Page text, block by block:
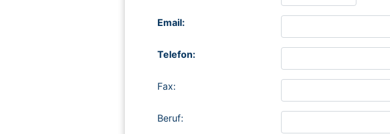
Email:
Telefon:
Fax:
Beruf: